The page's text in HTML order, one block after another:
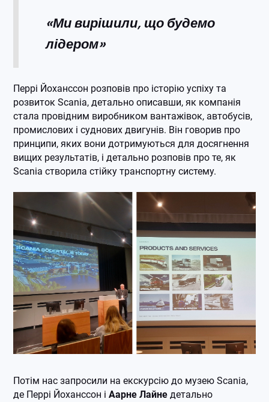
«Ми вирішили, що будемо
лідером»
Перрі Йоханссон розповів про історію успіху та
розвиток Scania, детально описавши, як компанія
стала провідним виробником вантажівок, автобусів,
промислових і суднових двигунів. Він говорив про
принципи, яких вони дотримуються для досягнення
вищих результатів, і детально розповів про те, як
Scania створила стійку транспортну систему.
Потім нас запросили на екскурсію до музею Scania,
де Перрі Йоханссон іАарне Лайне детально